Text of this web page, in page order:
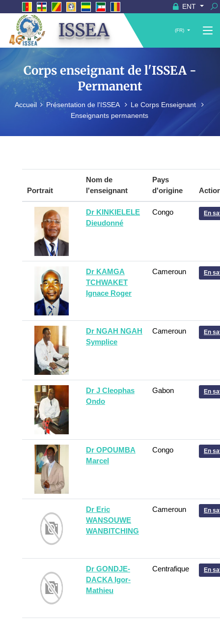
ENT
ISSEA (FR)
Corps enseignant de l'ISSEA -
Permanent
Accueil Présentation de l'ISSEA
Le Corps Enseignant
Enseignants permanents
Portrait
Nom de
l'enseignant
Pays
d'origine
Dr KINKIELELE
Dieudonné
Congo En
Dr KAMGA
TCHWAKET
Ignace Roger
Cameroun En
Dr NGAH NGAH
Symplice
Cameroun En
Dr J Cleophas
Ondo
Gabon En
Dr OPOUMBA
Marcel
Congo En
Dr Eric
WANSOUWE
WANBITCHING
Cameroun En
Dr GONDJE-
DACKA Igor-
Mathieu
Centrafique En